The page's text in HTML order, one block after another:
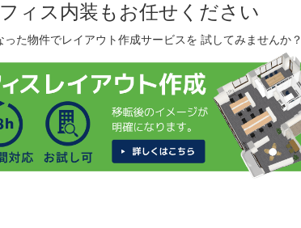
ィス内装もお任せください
った物件でレイアウト作成サービスを 試してみませんか